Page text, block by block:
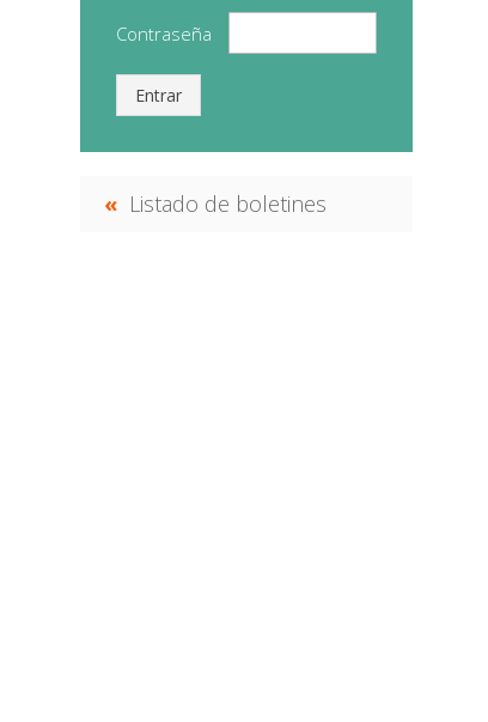
Contraseña
Entrar
Listado de boletines